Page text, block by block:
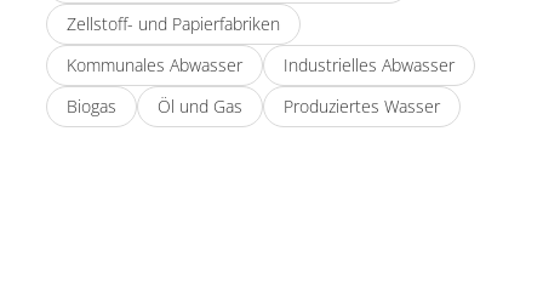
Zellstoff- und Papierfabriken
Kommunales Abwasser
Industrielles Abwasser
Biogas
Öl und Gas Produziertes Wasser